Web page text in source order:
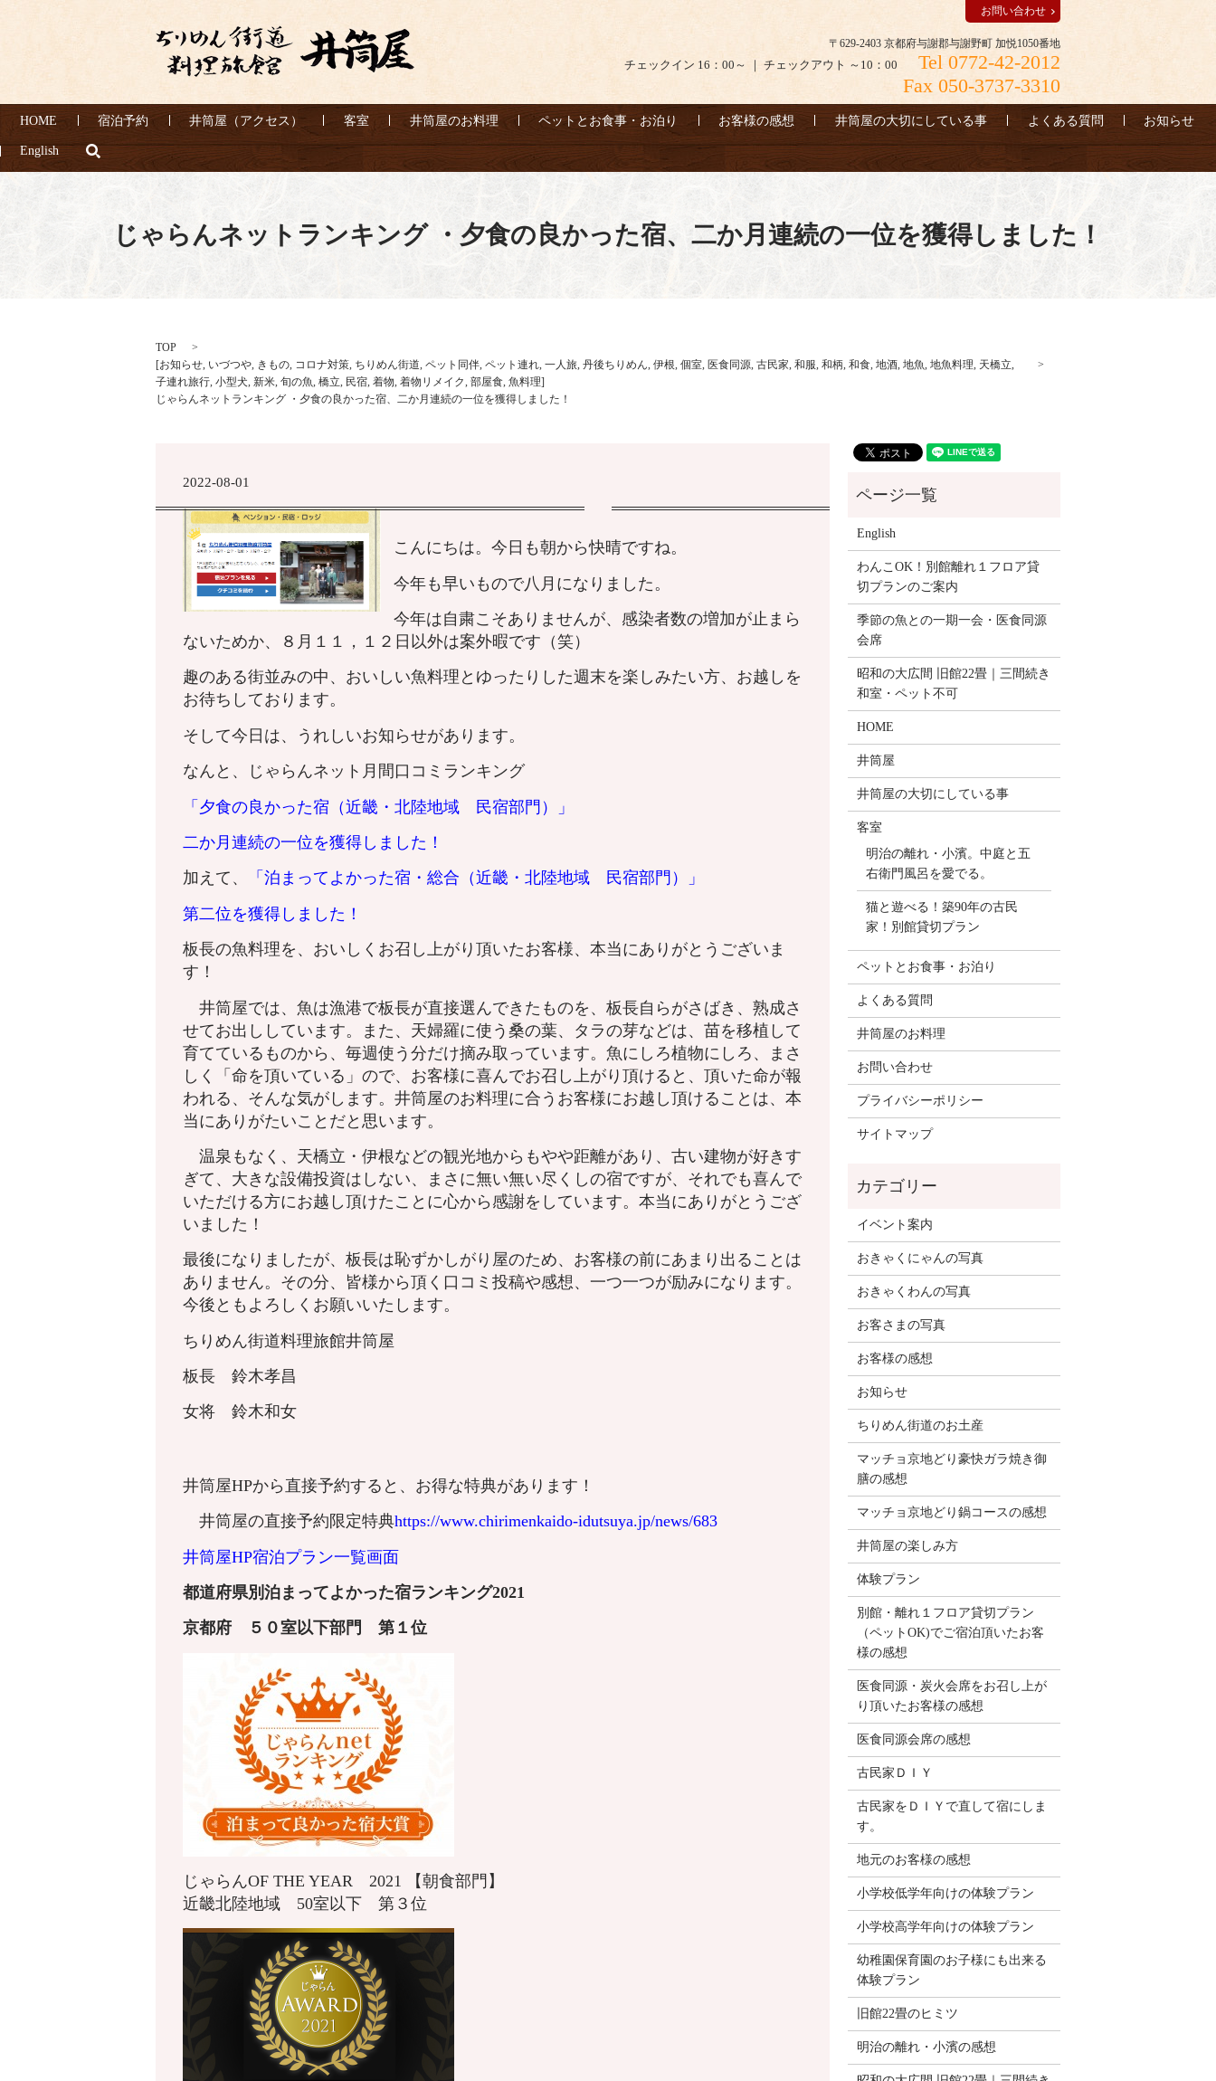
〒629-2403 京都府与謝郡与謝野町 加悦1050番地
チェックイン 16：00～ ｜ チェックアウト ～10：00
Tel 0772-42-2012
Fax 050-3737-3310
お問い合わせ
HOME 宿泊予約 井筒屋（アクセス） 客室 井筒屋のお料理 ペットとお食事・お泊り お客様の感想 井筒屋の大切にしている事 よくある質問 お知らせ
English
じゃらんネットランキング ・夕食の良かった宿、二か月連続の一位を獲得しました！
TOP
[お知らせ, いづつや, きもの, コロナ対策, ちりめん街道, ペット同伴, ペット連れ, 一人旅, 丹後ちりめん, 伊根, 個室, 医食同源, 古民家, 和服, 和柄, 和食, 地酒, 地魚, 地魚料理, 天橋立,
子連れ旅行, 小型犬, 新米, 旬の魚, 橋立, 民宿, 着物, 着物リメイク, 部屋食, 魚料理]
じゃらんネットランキング ・夕食の良かった宿、二か月連続の一位を獲得しました！
2022-08-01
こんにちは。今日も朝から快晴ですね。
今年も早いもので八月になりました。
今年は自粛こそありませんが、感染者数の増加が止まら
ないためか、８月１１，１２日以外は案外暇です（笑）
趣のある街並みの中、おいしい魚料理とゆったりした週末を楽しみたい方、お越しを
お待ちしております。
そして今日は、うれしいお知らせがあります。
なんと、じゃらんネット月間口コミランキング
「夕食の良かった宿（近畿・北陸地域 民宿部門）」
二か月連続の一位を獲得しました！
加えて、
「泊まってよかった宿・総合（近畿・北陸地域 民宿部門）」
第二位を獲得しました！
板長の魚料理を、おいしくお召し上がり頂いたお客様、本当にありがとうございま
す！
井筒屋では、魚は漁港で板長が直接選んできたものを、板長自らがさばき、熟成さ
せてお出ししています。また、天婦羅に使う桑の葉、タラの芽などは、苗を移植して
育てているものから、毎週使う分だけ摘み取っています。魚にしろ植物にしろ、まさ
しく「命を頂いている」ので、お客様に喜んでお召し上がり頂けると、頂いた命が報
われる、そんな気がします。井筒屋のお料理に合うお客様にお越し頂けることは、本
当にありがたいことだと思います。
温泉もなく、天橋立・伊根などの観光地からもやや距離があり、古い建物が好きす
ぎて、大きな設備投資はしない、まさに無い無い尽くしの宿ですが、それでも喜んで
いただける方にお越し頂けたことに心から感謝をしています。本当にありがとうござ
いました！
最後になりましたが、板長は恥ずかしがり屋のため、お客様の前にあまり出ることは
ありません。その分、皆様から頂く口コミ投稿や感想、一つ一つが励みになります。
今後ともよろしくお願いいたします。
ちりめん街道料理旅館井筒屋
板長 鈴木孝昌
女将 鈴木和女
井筒屋HPから直接予約すると、お得な特典があります！
井筒屋の直接予約限定特典https://www.chirimenkaido-idutsuya.jp/news/683
井筒屋HP宿泊プラン一覧画面
都道府県別泊まってよかった宿ランキング2021
京都府
５０室以下部門 第１ 位
じゃらんOF THE YEAR 2021 【朝食部門】
近畿北陸地域 50室以下 第３位
English
わんこOK！別館離れ１フロア貸
切プランのご案内
季節の魚との一期一会・医食同源
会席
昭和の大広間 旧館22畳｜三間続き
和室・ペット不可
HOME
井筒屋
井筒屋の大切にしている事
客室
明治の離れ・小濱。中庭と五
右衛門風呂を愛でる。
猫と遊べる！築90年の古民
家！別館貸切プラン
ペットとお食事・お泊り
よくある質問
井筒屋のお料理
お問い合わせ
プライバシーポリシー
サイトマップ
イベント案内
おきゃくにゃんの写真
おきゃくわんの写真
お客さまの写真
お客様の感想
お知らせ
ちりめん街道のお土産
マッチョ京地どり豪快ガラ焼き御
膳の感想
マッチョ京地どり鍋コースの感想
井筒屋の楽しみ方
体験プラン
別館・離れ１フロア貸切プラン
（ペットOK)でご宿泊頂いたお客
様の感想
医食同源・炭火会席をお召し上が
り頂いたお客様の感想
医食同源会席の感想
古民家ＤＩＹ
古民家をＤＩＹで直して宿にしま
す。
地元のお客様の感想
小学校低学年向けの体験プラン
小学校高学年向けの体験プラン
幼稚園保育園のお子様にも出来る
体験プラン
旧館22畳のヒミツ
明治の離れ・小濱の感想